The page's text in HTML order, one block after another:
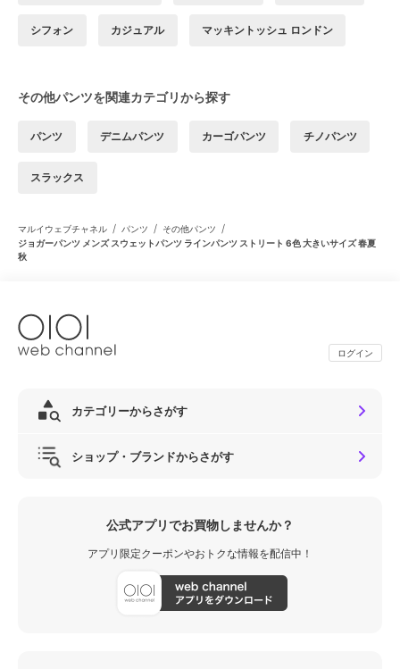
シフォン カジュアル マッキントッシュ ロンドン
その他パンツを関連カテゴリから探す
パンツ デニムパンツ カーゴパンツ チノパンツ
スラックス
マルイウェブチャネル / パンツ / その他パンツ /
ジョガーパンツ メンズ スウェットパンツ ラインパンツ ストリート 6色 大きいサイズ 春夏
秋
ログイン
カテゴリーからさがす
ショップ・ブランドからさがす
公式アプリでお買物しませんか？
アプリ限定クーポンやおトクな情報を配信中！